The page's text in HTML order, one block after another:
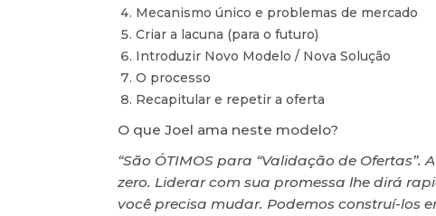
Mecanismo único e problemas de mercado
Criar a lacuna (para o futuro)
Introduzir Novo Modelo / Nova Solução
O processo
Recapitular e repetir a oferta
O que Joel ama neste modelo?
“São ÓTIMOS para “Validação de
zero. Liderar com sua promessa lhe dirá
você precisa mudar. Podemos construí-los